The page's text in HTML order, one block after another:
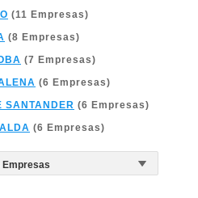
(11 Empresas)
(8 Empresas)
(7 Empresas)
(6 Empresas)
SANTANDER (6 Empresas)
(6 Empresas)